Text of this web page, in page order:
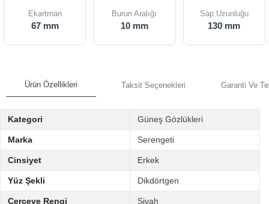
Ekartman
67 mm
Burun Aralığı
10 mm
Sap Uzunluğu
130 mm
Ürün Özellikleri Taksit Seçenekleri Garanti Ve
Kategori Güneş Gözlükleri
Marka Serengeti
Cinsiyet Erkek
Yüz Şekli Dikdörtgen
Çerçeve Rengi Siyah